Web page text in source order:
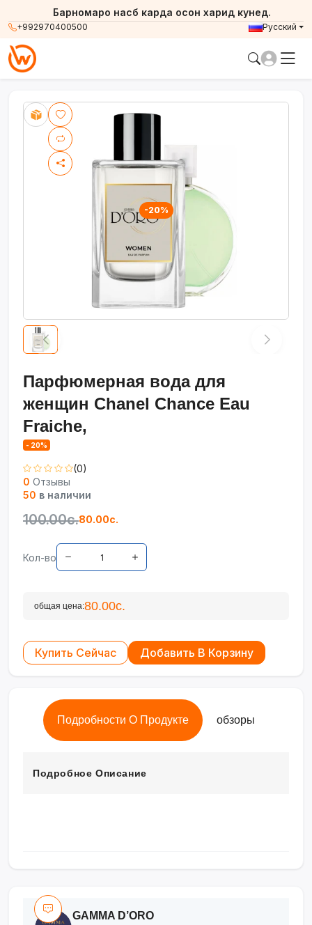
+992970400500
Барномаро насб карда осон харид кунед.
Русский
-20%
Парфюмерная вода для
женщин Chanel Chance Eau
Fraiche,
- 20%
(0)
0 Отзывы
50 в наличии
100.00с.80.00с.
Кол-во
общая цена:80.00с.
Купить Сейчас Добавить В Корзину
Подробности О Продукте обзоры
Подробное Описание
GAMMA D’ORO